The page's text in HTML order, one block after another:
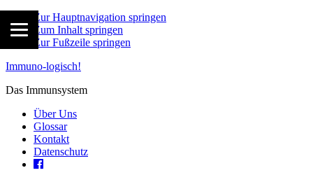
Zur Hauptnavigation springen
Zum Inhalt springen
Zur Fußzeile springen
Immuno-logisch!
Das Immunsystem
Über Uns
Glossar
Kontakt
Datenschutz